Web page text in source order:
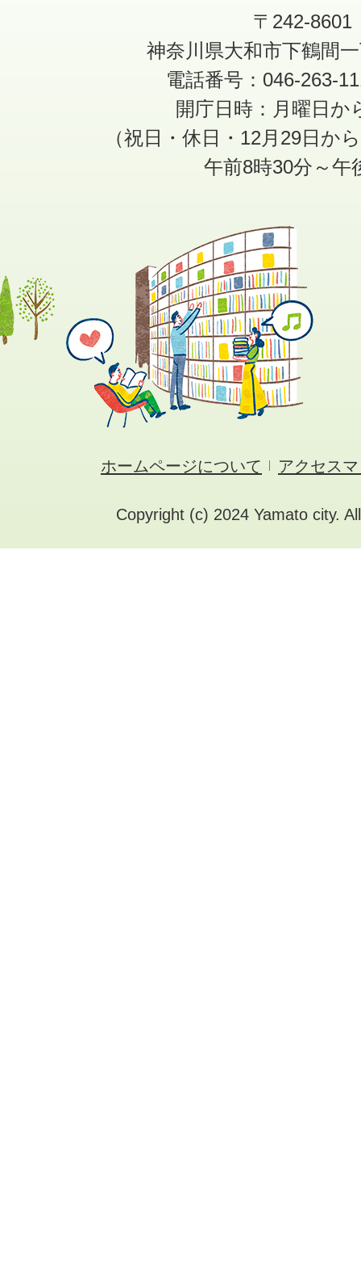
〒242-8601
神奈川県大和市下鶴間
電話番号：046-263-
開庁日時：月曜日か
（祝日・休日・12月29日か
午前8時30分～午
ホームページについて アクセス
Copyright (c) 2024 Yamato city.